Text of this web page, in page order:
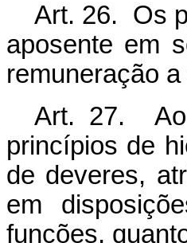
Art. 26. Os
aposente em
remuneração
Art. 27. Ao
princípios de
de deveres,
em
funções,